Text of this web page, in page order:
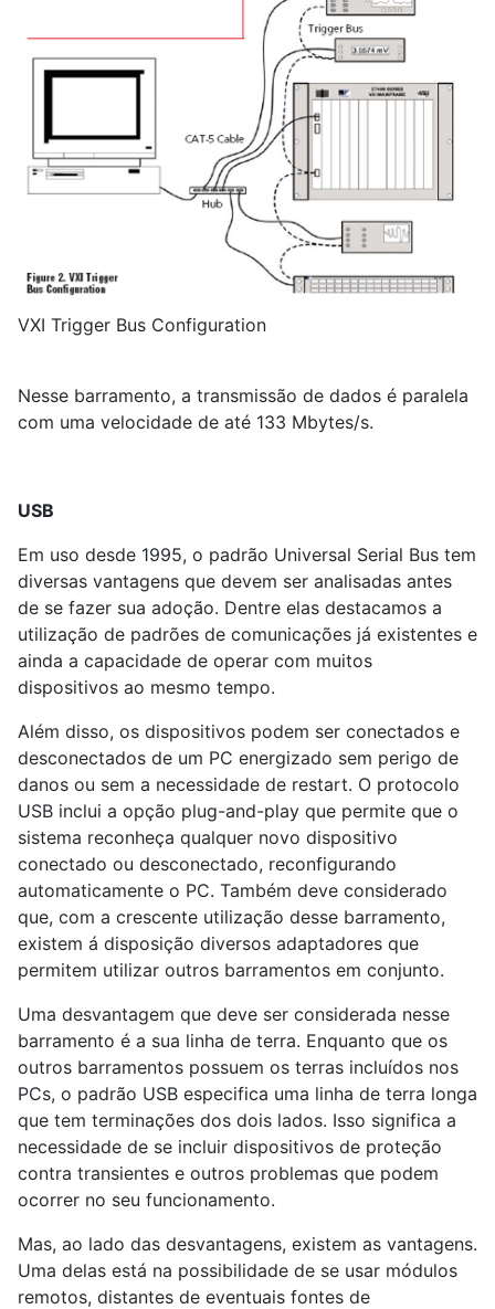
VXI Trigger Bus Configuration
Nesse barramento, a transmissão de dados é paralela
com uma velocidade de até 133 Mbytes/s.
USB
Em uso desde 1995, o padrão Universal Serial Bus tem
diversas vantagens que devem ser analisadas antes
de se fazer sua adoção. Dentre elas destacamos a
utilização de padrões de comunicações já existentes e
ainda a capacidade de operar com muitos
dispositivos ao mesmo tempo.
Além disso, os dispositivos podem ser conectados e
desconectados de um PC energizado sem perigo de
danos ou sem a necessidade de restart. O protocolo
USB inclui a opção plug-and-play que permite que o
sistema reconheça qualquer novo dispositivo
conectado ou desconectado, reconfigurando
automaticamente o PC. Também deve considerado
que, com a crescente utilização desse barramento,
existem á disposição diversos adaptadores que
permitem utilizar outros barramentos em conjunto.
Uma desvantagem que deve ser considerada nesse
barramento é a sua linha de terra. Enquanto que os
outros barramentos possuem os terras incluídos nos
PCs, o padrão USB especifica uma linha de terra longa
que tem terminações dos dois lados. Isso significa a
necessidade de se incluir dispositivos de proteção
contra transientes e outros problemas que podem
ocorrer no seu funcionamento.
Mas, ao lado das desvantagens, existem as vantagens.
Uma delas está na possibilidade de se usar módulos
remotos, distantes de eventuais fontes de